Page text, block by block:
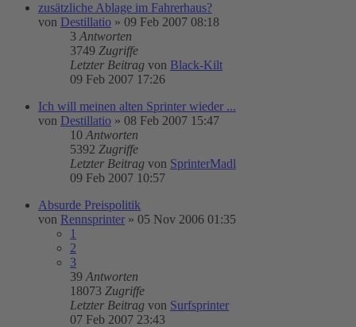
zusätzliche Ablage im Fahrerhaus?
von Destillatio » 09 Feb 2007 08:18
3 Antworten
3749 Zugriffe
Letzter Beitrag von Black-Kilt
09 Feb 2007 17:26
Ich will meinen alten Sprinter wieder ...
von Destillatio » 08 Feb 2007 15:47
10 Antworten
5392 Zugriffe
Letzter Beitrag von SprinterMadl
09 Feb 2007 10:57
Absurde Preispolitik
von Rennsprinter » 05 Nov 2006 01:35
1
2
3
39 Antworten
18073 Zugriffe
Letzter Beitrag von Surfsprinter
07 Feb 2007 23:43